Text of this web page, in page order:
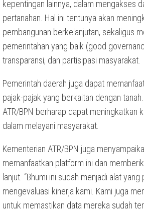
kepentingan lainnya, dalam mengakses
pertanahan. Hal ini tentunya akan
pembangunan berkelanjutan, sekaligus
pemerintahan yang baik (good
transparansi, dan partisipasi masyarakat.
Pemerintah daerah juga dapat
pajak-pajak yang berkaitan dengan
ATR/BPN berharap dapat meningkatkan
dalam melayani masyarakat.
Kementerian ATR/BPN juga
memanfaatkan platform ini dan
lanjut. “Bhumi ini sudah menjadi alat
mengevaluasi kinerja kami. Kami juga
untuk memastikan data mereka sudah